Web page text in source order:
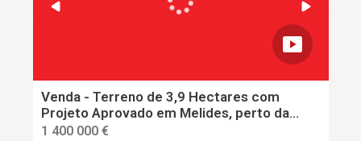
Venda - Terreno de 3,9 Hectares com
Projeto Aprovado em Melides, perto da
Comporta
1 400 000 €